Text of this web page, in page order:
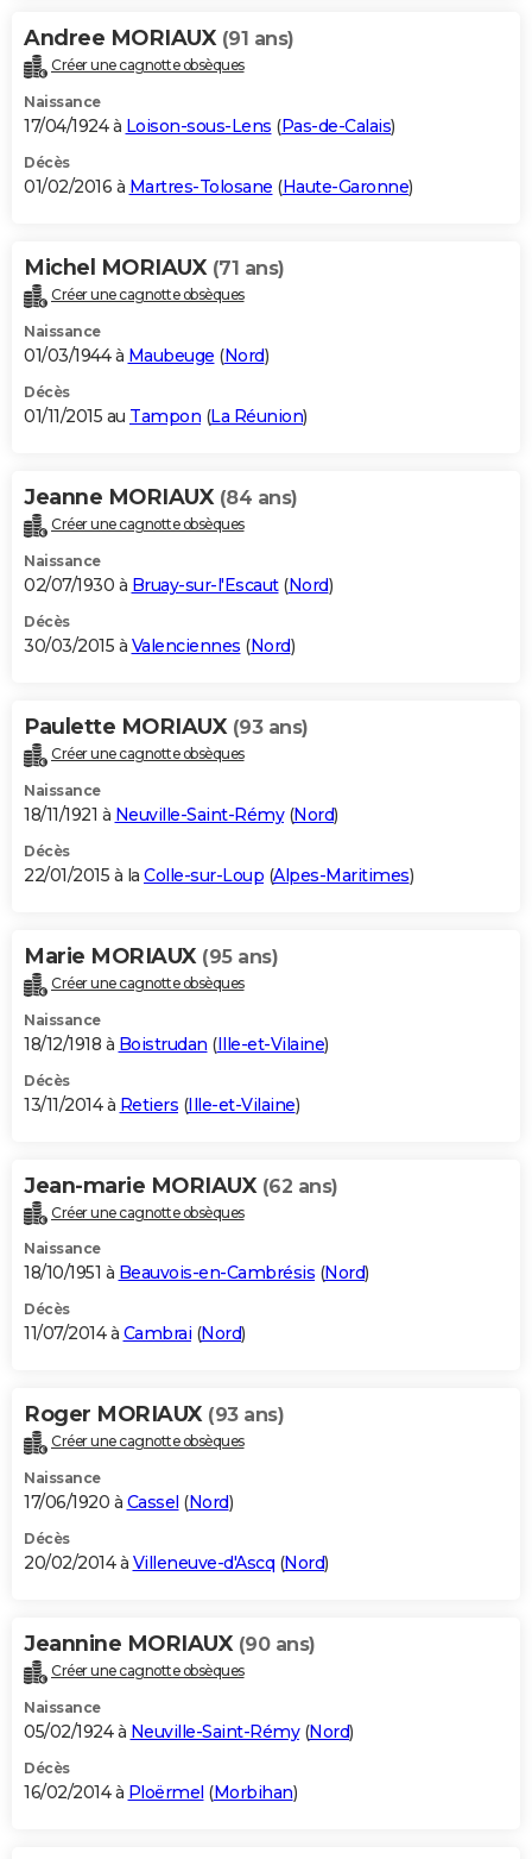
Andree MORIAUX (91 ans)
Créer une cagnotte obsèques
Naissance
17/04/1924 à Loison-sous-Lens (Pas-de-Calais)
Décès
01/02/2016 à Martres-Tolosane (Haute-Garonne)
Michel MORIAUX (71 ans)
Créer une cagnotte obsèques
Naissance
01/03/1944 à Maubeuge (Nord)
Décès
01/11/2015 au Tampon (La Réunion)
Jeanne MORIAUX (84 ans)
Créer une cagnotte obsèques
Naissance
02/07/1930 à Bruay-sur-l'Escaut(Nord)
Décès
30/03/2015 à Valenciennes (Nord)
Paulette MORIAUX (93 ans)
Créer une cagnotte obsèques
Naissance
18/11/1921 à Neuville-Saint-Rémy(Nord)
Décès
22/01/2015 à la Colle-sur-Loup (Alpes-Maritimes)
Marie MORIAUX (95 ans)
Créer une cagnotte obsèques
Naissance
18/12/1918 à Boistrudan (Ille-et-Vilaine)
Décès
13/11/2014 à Retiers (Ille-et-Vilaine)
Jean-marie MORIAUX (62 ans)
Créer une cagnotte obsèques
Naissance
18/10/1951 à Beauvois-en-Cambrésis (Nord)
Décès
11/07/2014 à Cambrai (Nord)
Roger MORIAUX (93 ans)
Créer une cagnotte obsèques
Naissance
17/06/1920 à Cassel (Nord)
Décès
20/02/2014 à Villeneuve-d'Ascq (Nord)
Jeannine MORIAUX (90 ans)
Créer une cagnotte obsèques
Naissance
05/02/1924 à Neuville-Saint-Rémy(Nord)
Décès
16/02/2014 à Ploërmel (Morbihan)